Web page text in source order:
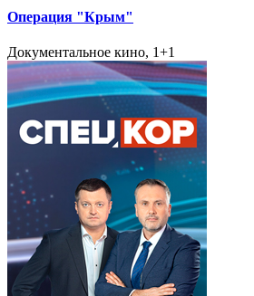
Операция "Крым"
Документальное кино, 1+1